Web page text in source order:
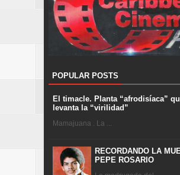
POPULAR POSTS
El timacle. Planta “afrodisíaca”
levanta la “virilidad”
Mamajuana . La ...
RECORDANDO LA
PEPE ROSARIO